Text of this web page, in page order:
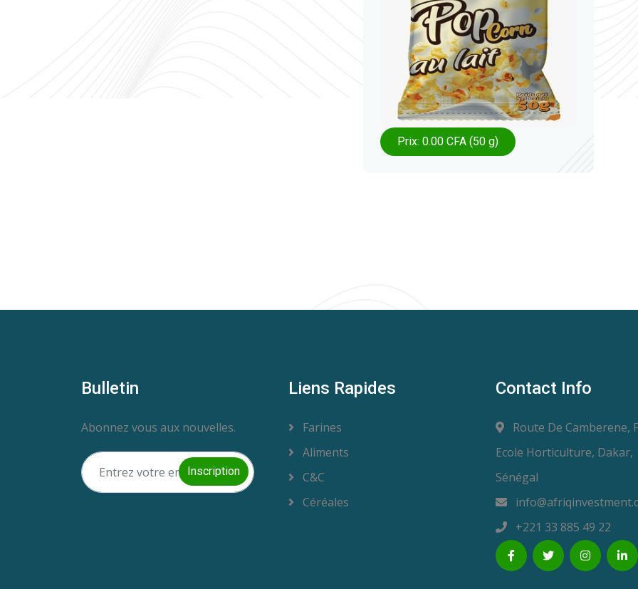
Prix: 0.00 CFA (50 g)
Bulletin
Abonnez vous aux nouvelles.
Inscription
Liens Rapides
Farines
Aliments
C&C
Céréales
Contact Info
Route De Camberene,
Ecole Horticulture, Dakar,
Sénégal
+221 33 885 49 22